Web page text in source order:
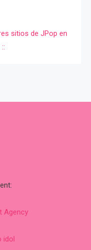
Agency
idol